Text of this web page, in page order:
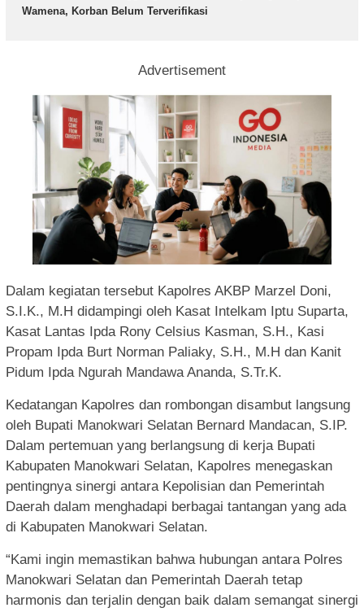
Wamena, Korban Belum Terverifikasi
Advertisement
Dalam kegiatan tersebut Kapolres AKBP Marzel Doni,
S.I.K., M.H didampingi oleh Kasat Intelkam Iptu Suparta,
Kasat Lantas Ipda Rony Celsius Kasman, S.H., Kasi
Propam Ipda Burt Norman Paliaky, S.H., M.H dan Kanit
Pidum Ipda Ngurah Mandawa Ananda, S.Tr.K.
Kedatangan Kapolres dan rombongan disambut langsung
oleh Bupati Manokwari Selatan Bernard Mandacan, S.IP.
Dalam pertemuan yang berlangsung di kerja Bupati
Kabupaten Manokwari Selatan, Kapolres menegaskan
pentingnya sinergi antara Kepolisian dan Pemerintah
Daerah dalam menghadapi berbagai tantangan yang ada
di Kabupaten Manokwari Selatan.
“Kami ingin memastikan bahwa hubungan antara Polres
Manokwari Selatan dan Pemerintah Daerah tetap
harmonis dan terjalin dengan baik dalam semangat sinergi